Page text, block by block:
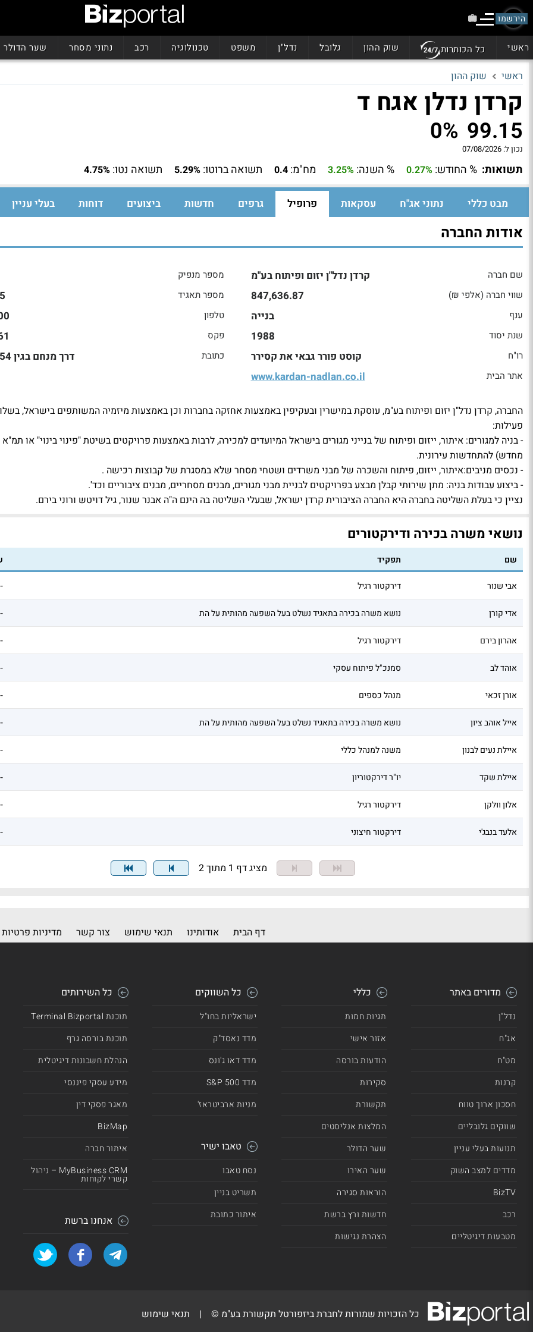
הירשמו
ראשי כל הכותרות שוק ההון גלובל נדל"ן משפט טכנולוגיה רכב נתוני מסחר שער הדולר
ראשי שוק ההון
קרדן נדלן אגח ד
99.15
0%
נכון ל: 07/08/2026
תשואות: % החודש: 0.27% % השנה: 3.25% מח"מ: 0.4 תשואה ברוטו: 5.29% תשואה נטו: 4.75%
מבט כללי נתוני אג"ח עסקאות פרופיל גרפים חדשות ביצועים דוחות בעלי עניין
אודות החברה
שם חברה קרדן נדל"ן יזום ופיתוח בע"מ
שווי חברה (אלפי ₪) 847,636.87
ענף בנייה
שנת יסוד 1988
רו"ח קוסט פורר גבאי את קסירר
אתר הבית www.kardan-nadlan.co.il
מספר מנפיק
מספר תאגיד
טלפון
פקס
כתובת
החברה, קרדן נדל"ן יזום ופיתוח בע"מ, עוסקת במישרין ובעקיפין באמצעות אחזקה בחברות וכן באמצעות מיזמיה המשותפים בישראל,
פעילות:
- בניה למגורים: איתור, ייזום ופיתוח של בנייני מגורים בישראל המיועדים למכירה, לרבות באמצעות פרויקטים בשיטת "פינוי בינוי" או תמ"א
מחדש) להתחדשות עירונית.
- נכסים מניבים:איתור, ייזום, פיתוח והשכרה של מבני משרדים ושטחי מסחר שלא במסגרת של קבוצות רכישה .
- ביצוע עבודות בניה: מתן שירותי קבלן מבצע בפרויקטים לבניית מבני מגורים, מבנים מסחריים, מבנים ציבוריים וכד'.
נציין כי בעלת השליטה בחברה היא החברה הציבורית קרדן ישראל, שבעלי השליטה בה הינם ה"ה אבנר שנור, גיל דויטש ורוני בירם.
נושאי משרה בכירה ודירקטורים
שם תפקיד
אבי שנור דירקטור רגיל
אדי קורן נושא משרה בכירה בתאגיד נשלט בעל השפעה מהותית על הת
אהרון בירם דירקטור רגיל
אוהד לב סמנכ"ל פיתוח עסקי
אורן זכאי מנהל כספים
אייל אוהב ציון נושא משרה בכירה בתאגיד נשלט בעל השפעה מהותית על הת
איילת נעים לבנון משנה למנהל כללי
איילת שקד יו"ר דירקטוריון
אלון וולקן דירקטור רגיל
אלעד בנבג'י דירקטור חיצוני
מציג דף 1 מתוך 2
דף הבית אודותינו תנאי שימוש צור קשר מדיניות פרטיות
מדורים באתר
נדל"ן
אג"ח
מט"ח
קרנות
חסכון ארוך טווח
שווקים גלובליים
תנועות בעלי עניין
מדדים למצב השוק
BizTV
רכב
מטבעות דיגיטליים
כללי
תגיות חמות
אזור אישי
הודעות בורסה
סקירות
תקשורת
המלצות אנליסטים
שער הדולר
שער האירו
הוראות סגירה
חדשות ורץ ברשת
הצהרת נגישות
כל השווקים
ישראליות בחו"ל
מדד נאסד"ק
מדד דאו ג'ונס
מדד 500 S&P
מניות ארביטראז'
טאבו ישיר
נסח טאבו
תשריט בניין
איתור כתובת
כל השירותים
תוכנת Terminal Bizportal
תוכנת בורסה גרף
הנהלת חשבונות דיגיטלית
מידע עסקי פיננסי
מאגר פסקי דין
BizMap
איתור חברה
MyBusiness CRM – ניהול
קשרי לקוחות
אנחנו ברשת
כל הזכויות שמורות לחברת ביזפורטל תקשורת בע"מ © | תנאי שימוש